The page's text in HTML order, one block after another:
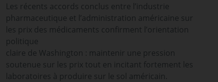
Les récents accords conclus entre l’industrie
pharmaceutique et l’administration américaine sur
les prix des médicaments confirment l’orientation
politique
claire de Washington : maintenir une pression
soutenue sur les prix tout en incitant fortement les
laboratoires à produire sur le sol américain.